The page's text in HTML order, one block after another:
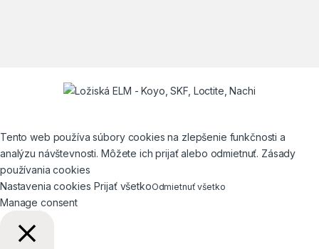
Tento web používa súbory cookies na zlepšenie funkčnosti a
analýzu návštevnosti. Môžete ich prijať alebo odmietnuť. Zásady
používania cookies
Nastavenia cookies Prijať všetkoOdmietnuť všetko
Manage consent